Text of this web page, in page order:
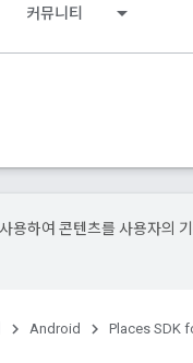
커뮤니티
용하여 콘텐츠를 사용자의
Android Places SDK